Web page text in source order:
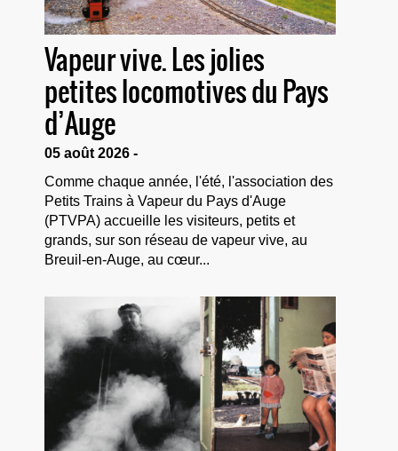
Vapeur vive. Les jolies
petites locomotives du Pays
d’Auge
05 août 2026 -
Comme chaque année, l'été, l'association des
Petits Trains à Vapeur du Pays d'Auge
(PTVPA) accueille les visiteurs, petits et
grands, sur son réseau de vapeur vive, au
Breuil-en-Auge, au cœur...